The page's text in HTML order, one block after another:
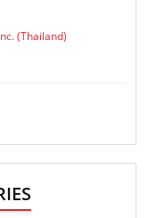
(Thailand)